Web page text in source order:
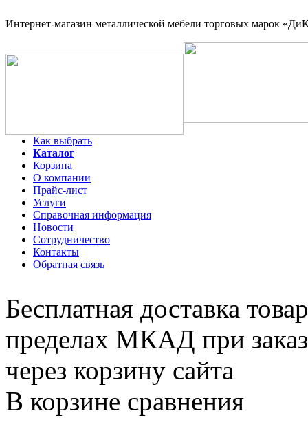
Интернет-магазин металлической мебели торговых марок
Как выбрать
Каталог
Корзина
О компании
Прайс-лист
Услуги
Справочная информация
Новости
Сотрудничество
Контакты
Обратная связь
Бесплатная доставка
пределах МКАД при
через корзину сайта
В корзине сравнения